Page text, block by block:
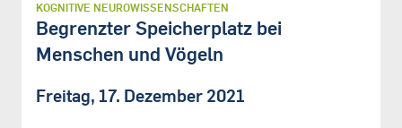
KOGNITIVE NEUROWISSENSCHAFTEN
Begrenzter Speicherplatz bei
Menschen und Vögeln
Freitag, 17. Dezember 2021